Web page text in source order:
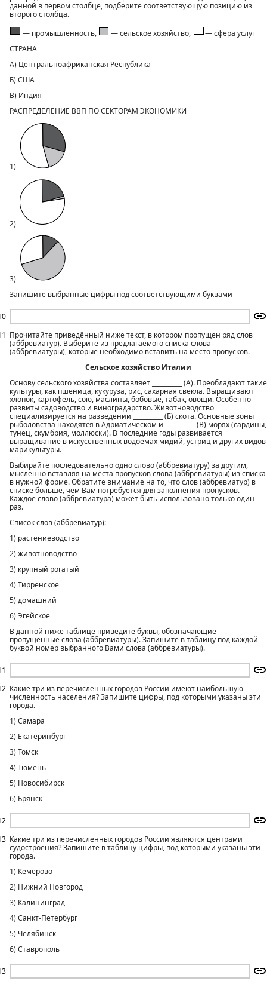
данной в первом столбце, подберите соответствующую позицию из
второго столбца.
— промышленность,
— сельское хозяйство,
— сфера услуг
СТРАНА
А) Центральноафриканская Республика
Б) США
В) Индия
РАСПРЕДЕЛЕНИЕ ВВП ПО СЕКТОРАМ ЭКОНОМИКИ
1)
2)
3)
Запишите выбранные цифры под соответствующими буквами
Прочитайте приведённый ниже текст, в котором пропущен ряд слов
(аббревиатур). Выберите из предлагаемого списка слова
(аббревиатуры), которые необходимо вставить на место пропусков.
Сельское хозяйство Италии
Основу сельского хозяйства составляет __________ (А). Преобладают такие
культуры, как пшеница, кукуруза, рис, сахарная свекла. Выращивают
хлопок, картофель, сою, маслины, бобовые, табак, овощи. Особенно
развиты садоводство и виноградарство. Животноводство
специализируется на разведении __________ (Б) скота. Основные зоны
рыболовства находятся в Адриатическом и __________ (В) морях (сардины,
тунец, скумбрия, моллюски). B последние годы развивается
выращивание в искусственных водоемах мидий, устриц и других видов
марикультуры.
Выбирайте последовательно одно слово (аббревиатуру) за другим,
мысленно вставляя на места пропусков слова (аббревиатуры) из списка
в нужной форме. Обратите внимание на то, что слов (аббревиатур) в
списке больше, чем Вам потребуется для заполнения пропусков.
Каждое слово (аббревиатура) может быть использовано только один
раз.
Список слов (аббревиатур):
1) растениеводство
2) животноводство
3) крупный рогатый
4) Тирренское
5) домашний
6) Эгейское
В данной ниже таблице приведите буквы, обозначающие
пропущенные слова (аббревиатуры). Запишите в таблицу под каждой
буквой номер выбранного Вами слова (аббревиатуры).
Какие три из перечисленных городов России имеют наибольшую
численность населения? Запишите цифры, под которыми указаны эти
города.
1) Самара
2) Екатеринбург
3) Томск
4) Тюмень
5) Новосибирск
6) Брянск
Какие три из перечисленных городов России являются центрами
судостроения? Запишите в таблицу цифры, под которыми указаны эти
города.
1) Кемерово
2) Нижний Новгород
3) Калининград
4) Санкт-Петербург
5) Челябинск
6) Ставрополь